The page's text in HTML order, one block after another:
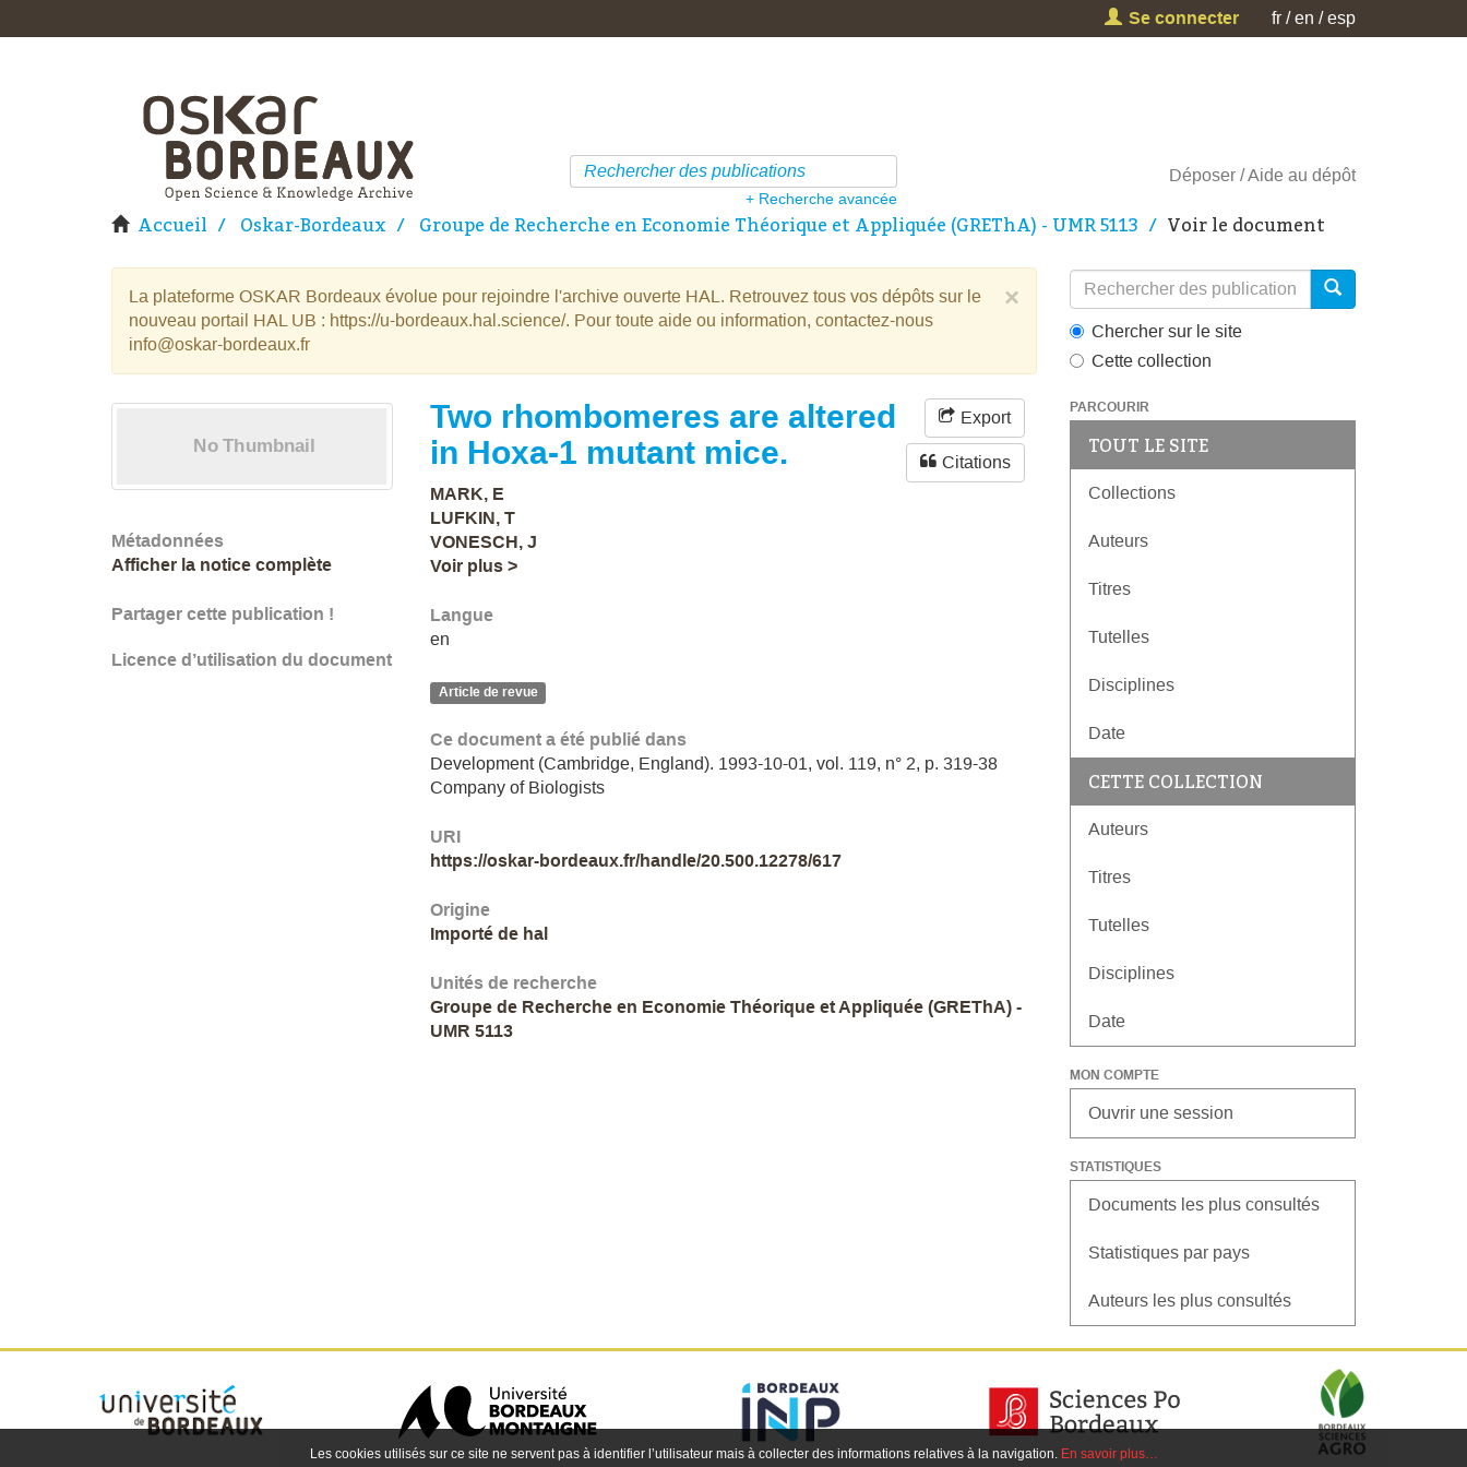
Se connecter fr en esp
+ Recherche avancée
Déposer Aide au dépôt
Accueil Oskar-Bordeaux Groupe de Recherche en Economie Théorique et Appliquée (GREThA) - UMR 5113 Voir le document
×
La plateforme OSKAR Bordeaux évolue pour rejoindre l'archive ouverte HAL. Retrouvez tous vos dépôts sur le
nouveau portail HAL UB : https://u-bordeaux.hal.science/. Pour toute aide ou information, contactez-nous
info@oskar-bordeaux.fr
Métadonnées
Afficher la notice complète
Partager cette publication !
Licence d’utilisation du document
Two rhombomeres are altered
in Hoxa-1 mutant mice.
Export
Citations
MARK, E
LUFKIN, T
VONESCH, J
Voir plus >
Langue
en
Article de revue
Ce document a été publié dans
Development (Cambridge, England). 1993-10-01, vol. 119, n° 2, p. 319-38
Company of Biologists
URI
https://oskar-bordeaux.fr/handle/20.500.12278/617
Origine
Importé de hal
Unités de recherche
Groupe de Recherche en Economie Théorique et Appliquée (GREThA) -
UMR 5113
Chercher sur le site
Cette collection
PARCOURIR
TOUT LE SITE
Collections
Auteurs
Titres
Tutelles
Disciplines
Date
CETTE COLLECTION
Auteurs
Titres
Tutelles
Disciplines
Date
MON COMPTE
Ouvrir une session
STATISTIQUES
Documents les plus consultés
Statistiques par pays
Auteurs les plus consultés
Les cookies utilisés sur ce site ne servent pas à identifier l’utilisateur mais à collecter des informations relatives à la navigation. En savoir plus…